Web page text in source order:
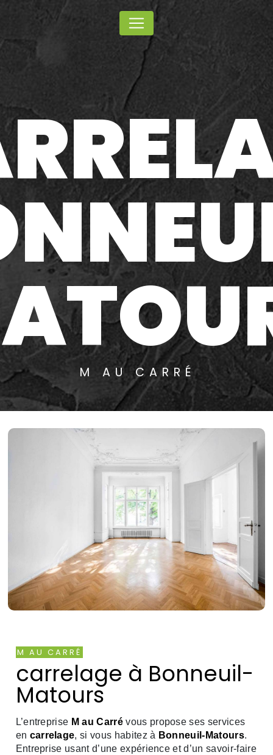
M AU CARRÉ
M AU CARRÉ
carrelage à Bonneuil-
Matours
L’entreprise M au Carrévous propose ses services
en carrelage, si vous habitez à Bonneuil-Matours.
Entreprise usant d’une expérience et d’un savoir-faire
Panneau de gestion des cookies